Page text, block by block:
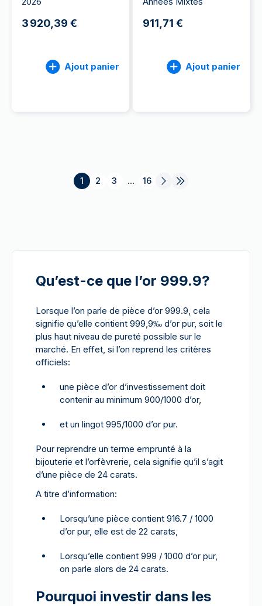
3 920,39 €
Ajout panier
911,71 €
Ajout panier
1 2 3 ... 16
Qu’est-ce que l’or 999.9?
Lorsque l’on parle de pièce d’or 999.9, cela
signifie qu’elle contient 999,9‰ d’or pur, soit le
plus haut niveau de pureté possible sur le
marché. En effet, si l’on reprend les critères
officiels:
une pièce d’or d’investissement doit
contenir au minimum 900/1000 d’or,
et un lingot 995/1000 d’or pur.
Pour reprendre un terme emprunté à la
bijouterie et l’orfèvrerie, cela signifie qu’il s’agit
d’une pièce de 24 carats.
A titre d’information:
Lorsqu’une pièce contient 916.7 / 1000
d’or pur, elle est de 22 carats,
Lorsqu’elle contient 999 / 1000 d’or pur,
on parle alors de 24 carats.
Pourquoi investir dans les